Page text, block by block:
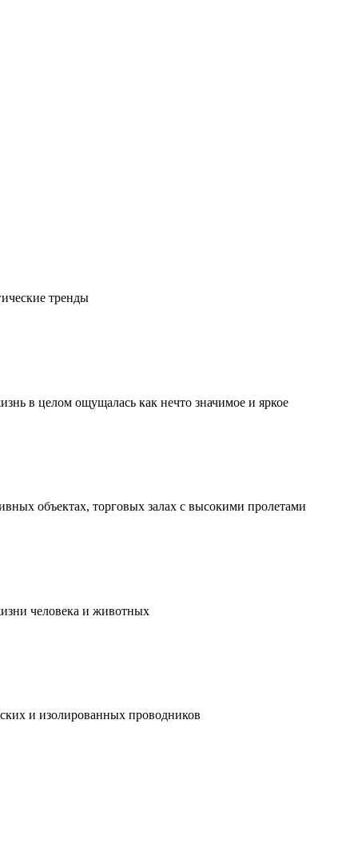
тренды
в целом ощущалась как нечто значимое и яркое
объектах, торговых залах с высокими пролетами
человека и животных
и изолированных проводников